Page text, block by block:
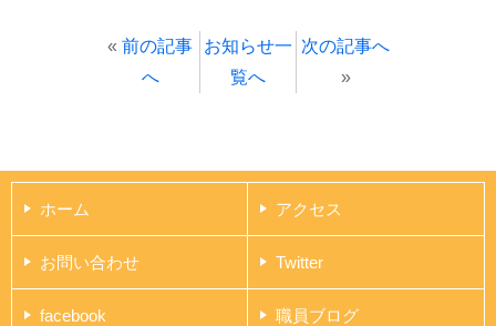
« 前の記事
へ
お知らせ一
覧へ
次の記事へ
»
ホーム アクセス
お問い合わせ Twitter
facebook 職員ブログ